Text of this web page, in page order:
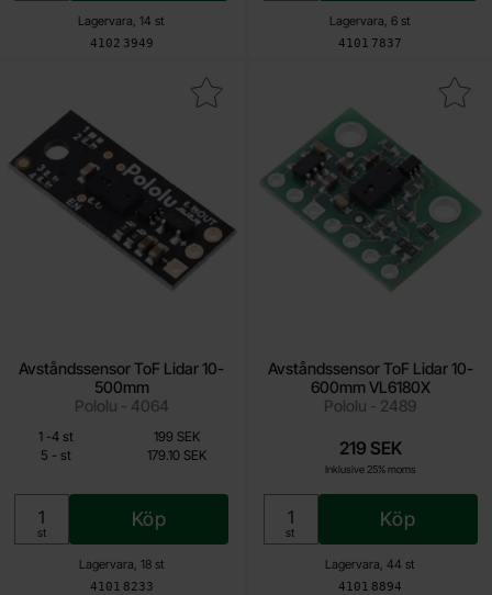
Art. nr
4102 3949
Lagervara, 14 st
Art. nr
4101 7837
Lagervara, 6 st
Avståndssensor ToF Lidar 10-
500mm
Pololu - 4064
Art. nr
4101 8233
Lagervara, 18 st
179.10 SEK
Enhet:
st
Köp
avståndssensor ToF Lidar 10-500mm som favorit
Mängdrabatt
AntalPris /st
1 -till
4 st
199 SEK
5 - till
st 179.10 SEK
Avståndssensor ToF Lidar 10-
600mm VL6180X
Pololu - 2489
Art. nr
4101 8894
Lagervara, 44 st
219 SEK
Inklusive 25% moms
Enhet:
st
Köp
Makera avståndssensor ToF Lidar